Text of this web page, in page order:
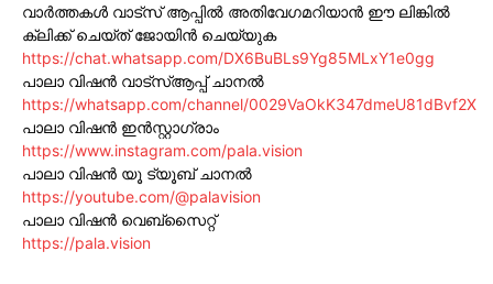
വാർത്തകൾ വാട്സ് ആപ്പിൽ അതിവേഗമറിയാൻ ഈ ലിങ്കിൽ
ക്ലിക്ക് ചെയ്ത് ജോയിൻ ചെയ്യുക
https://chat.whatsapp.com/DX6BuBLs9Yg85MLxY1e0gg
പാലാ വിഷൻ വാട്സ്ആപ്പ് ചാനൽ
https://whatsapp.com/channel/0029VaOkK347dmeU81dBvf2X
പാലാ വിഷൻ ഇൻസ്റ്റാഗ്രാം
https://www.instagram.com/pala.vision
പാലാ വിഷൻ യൂ ട്യൂബ് ചാനൽ
https://youtube.com/@palavision
പാലാ വിഷൻ വെബ്സൈറ്റ്
https://pala.vision